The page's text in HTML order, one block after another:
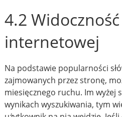
4.2
internetowej
Na podstawie popularności
zajmowanych przez stronę,
miesięcznego ruchu. Im wyżej
wynikach wyszukiwania, tym